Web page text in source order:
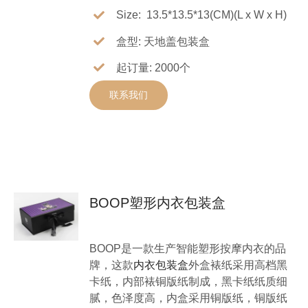
Size: 13.5*13.5*13(CM)(L x W x H)
盒型: 天地盖包装盒
起订量: 2000个
联系我们
BOOP塑形内衣包装盒
BOOP是一款生产智能塑形按摩内衣的品
牌，这款内衣包装盒外盒裱纸采用高档黑
卡纸，内部裱铜版纸制成，黑卡纸纸质细
腻，色泽度高，内盒采用铜版纸，铜版纸